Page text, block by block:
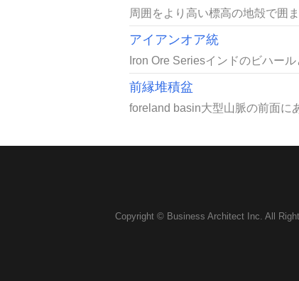
周囲をより高い標高の地殻で囲
アイアンオア統
Iron Ore Seriesインドのビハー
前縁堆積盆
foreland basin大型山脈の前面に
Copyright © Business Architect Inc. All